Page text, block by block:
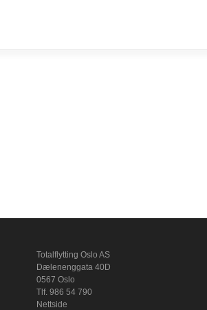
Totalflytting Oslo AS
Dælenenggata 40D
0567 Oslo
Tlf. 986 54 790
Nettside